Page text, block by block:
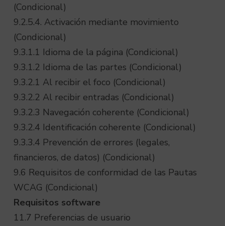
(Condicional)
9.2.5.4. Activación mediante movimiento
(Condicional)
9.3.1.1 Idioma de la página (Condicional)
9.3.1.2 Idioma de las partes (Condicional)
9.3.2.1 Al recibir el foco (Condicional)
9.3.2.2 Al recibir entradas (Condicional)
9.3.2.3 Navegación coherente (Condicional)
9.3.2.4 Identificación coherente (Condicional)
9.3.3.4 Prevención de errores (legales,
financieros, de datos) (Condicional)
9.6 Requisitos de conformidad de las Pautas
WCAG (Condicional)
Requisitos software
11.7 Preferencias de usuario